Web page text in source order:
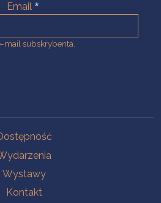
Email
mail subskrybenta.
Wystawy
Kontakt